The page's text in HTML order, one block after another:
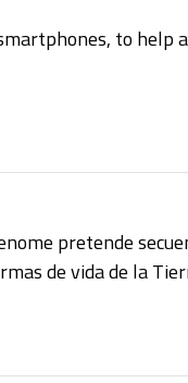
to help
pretende
de vida de la